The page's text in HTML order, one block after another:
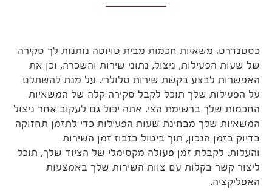
כסטנדרט, משאיות חכמות מבית טויוטה נותנות לך סקירה
של שעות הפעילות, ניצול, נתוני שירות והשכרה, וכן את
האפשרות לבצע בקשת שירות סלולרי. על מנת להשתלט
על הפעילות שלך תוכל לקבל סקירה קלה של המשאיות
החכמות שלך ברשימת הצי. אתה יכול גם לעקוב אחר ניצול
המשאיות שלך מבחינת שעות הפעילות כדי לתזמן תחזוקה
בדיוק בזמן הנכון, תוך ביטול בזבוז זמן השירות
והעלות. לקבלת זמן פעולה מקסימלי של הציוד שלך, תוכל
ליצור קשר בקלות עם צוות השירות שלך באמצעות
האפליקציה.